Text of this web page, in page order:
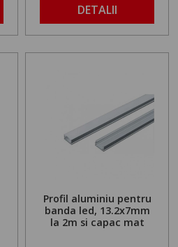
DETALII
Profil aluminiu pentru
banda led, 13.2x7mm
la 2m si capac mat